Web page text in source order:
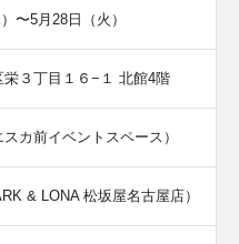
〜5月28日（火）
栄３丁目１６−１ 北館4階
カ前イベントスペース）
& LONA 松坂屋名古屋店）